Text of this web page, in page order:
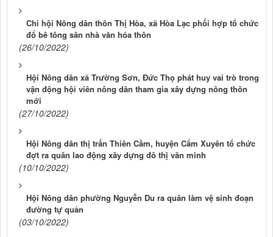
Chi hội Nông dân thôn Thị Hòa, xã Hòa Lạc phối hợp tổ chức
đổ bê tông sân nhà văn hóa thôn
(26/10/2022)
Hội Nông dân xã Trường Sơn, Đức Thọ phát huy vai trò trong
vận động hội viên nông dân tham gia xây dựng nông thôn
mới
(27/10/2022)
Hội Nông dân thị trấn Thiên Cầm, huyện Cẩm Xuyên tổ chức
đợt ra quân lao động xây dựng đô thị văn minh
(10/10/2022)
Hội Nông dân phường Nguyễn Du ra quân làm vệ sinh đoạn
đường tự quản
(03/10/2022)